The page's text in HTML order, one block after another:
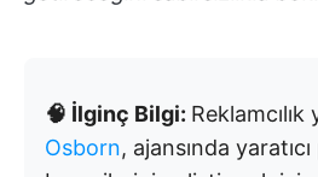
🧠 İlginç Bilgi:
Osborn, ajansında